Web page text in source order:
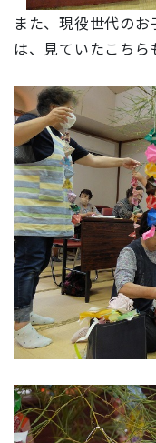
また、現役世代の
は、見ていたこち